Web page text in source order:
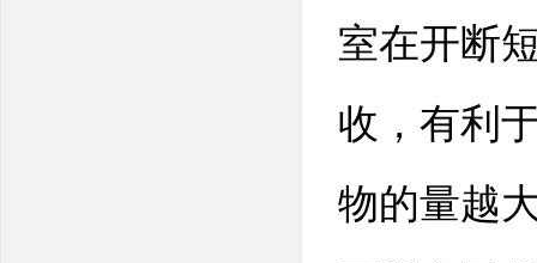
室在开断
收，有利
物的量越